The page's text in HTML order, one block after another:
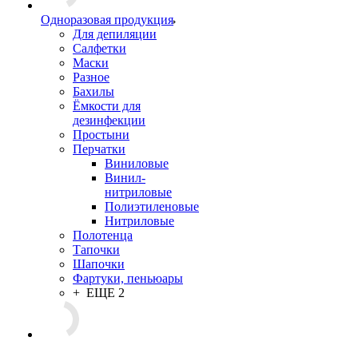
Одноразовая продукция
Для депиляции
Салфетки
Маски
Разное
Бахилы
Ёмкости для
дезинфекции
Простыни
Перчатки
Виниловые
Винил-
нитриловые
Полиэтиленовые
Нитриловые
Полотенца
Тапочки
Шапочки
Фартуки, пеньюары
+ ЕЩЕ 2